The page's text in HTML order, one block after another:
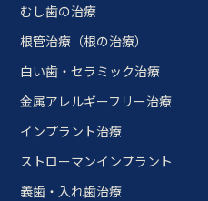
むし歯の治療
根管治療（根の治療）
白い歯・セラミック治療
金属アレルギーフリー治療
インプラント治療
ストローマンインプラント
義歯・入れ歯治療